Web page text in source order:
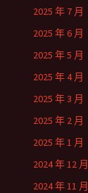
2025 年 7 月
2025 年 6 月
2025 年 5 月
2025 年 4 月
2025 年 3 月
2025 年 2 月
2025 年 1 月
2024 年 12 月
2024 年 11 月